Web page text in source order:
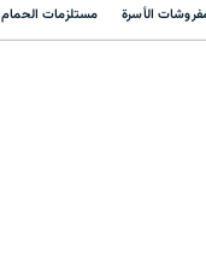
الأسرة مستلزمات الحمام